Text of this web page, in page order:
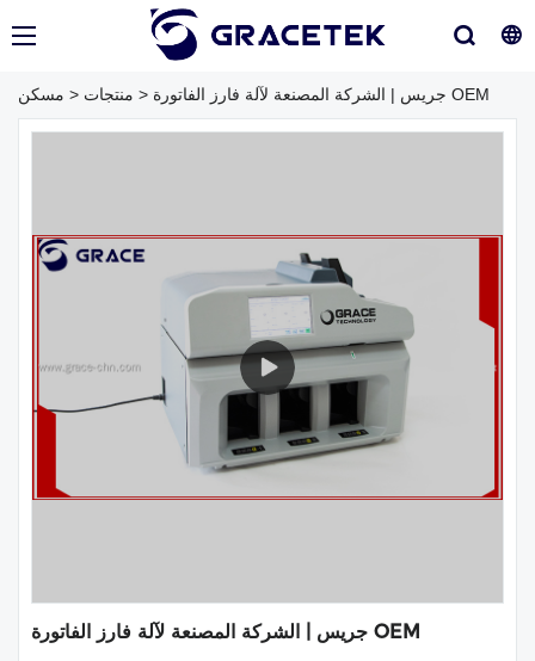
مسكن > منتجات > جريس | الشركة المصنعة لآلة فارز الفاتورة OEM
جريس | الشركة المصنعة لآلة فارز الفاتورة OEM